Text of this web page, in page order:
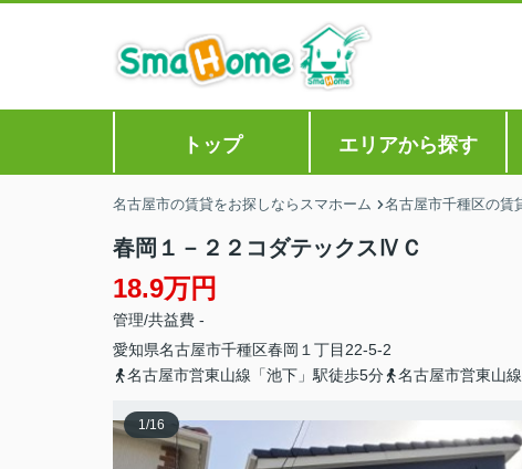
トップ エリアから探す
名古屋市の賃貸をお探しならスマホーム 名古屋市千種区の賃
春岡１－２２コダテックスⅣＣ
18.9万円
管理/共益費 -
愛知県名古屋市千種区春岡 １丁目22-5-2
名古屋市営東山線「池下」駅徒歩5分
名古屋市営東山
1/16